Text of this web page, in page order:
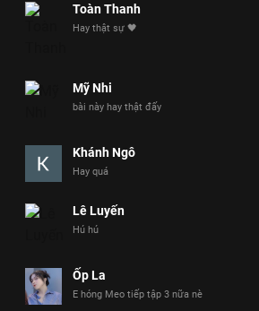
Toàn Thanh
Hay thật sự 🖤
Mỹ Nhi
bài này hay thật đấy
Khánh Ngô
Hay quá
Lê Luyến
Hú hú
Ốp La
E hóng Meo tiếp tập 3 nữa nè